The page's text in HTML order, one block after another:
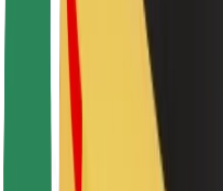
Urban Fund
Sigurnost
Sigurnost korisnika